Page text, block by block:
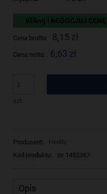
Kliknij i NEGOCJUJ CENĘ
Cena brutto: 8,15 zł
Cena netto: 6,63 zł
Producent:
Herlitz
Kod produktu:
ze 1452367
Opis